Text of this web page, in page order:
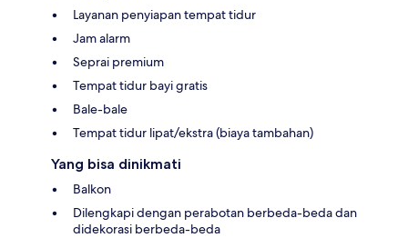
Layanan penyiapan tempat tidur
Jam alarm
Seprai premium
Tempat tidur bayi gratis
Bale-bale
Tempat tidur lipat/ekstra (biaya tambahan)
Yang bisa dinikmati
Balkon
Dilengkapi dengan perabotan berbeda-beda dan
didekorasi berbeda-beda